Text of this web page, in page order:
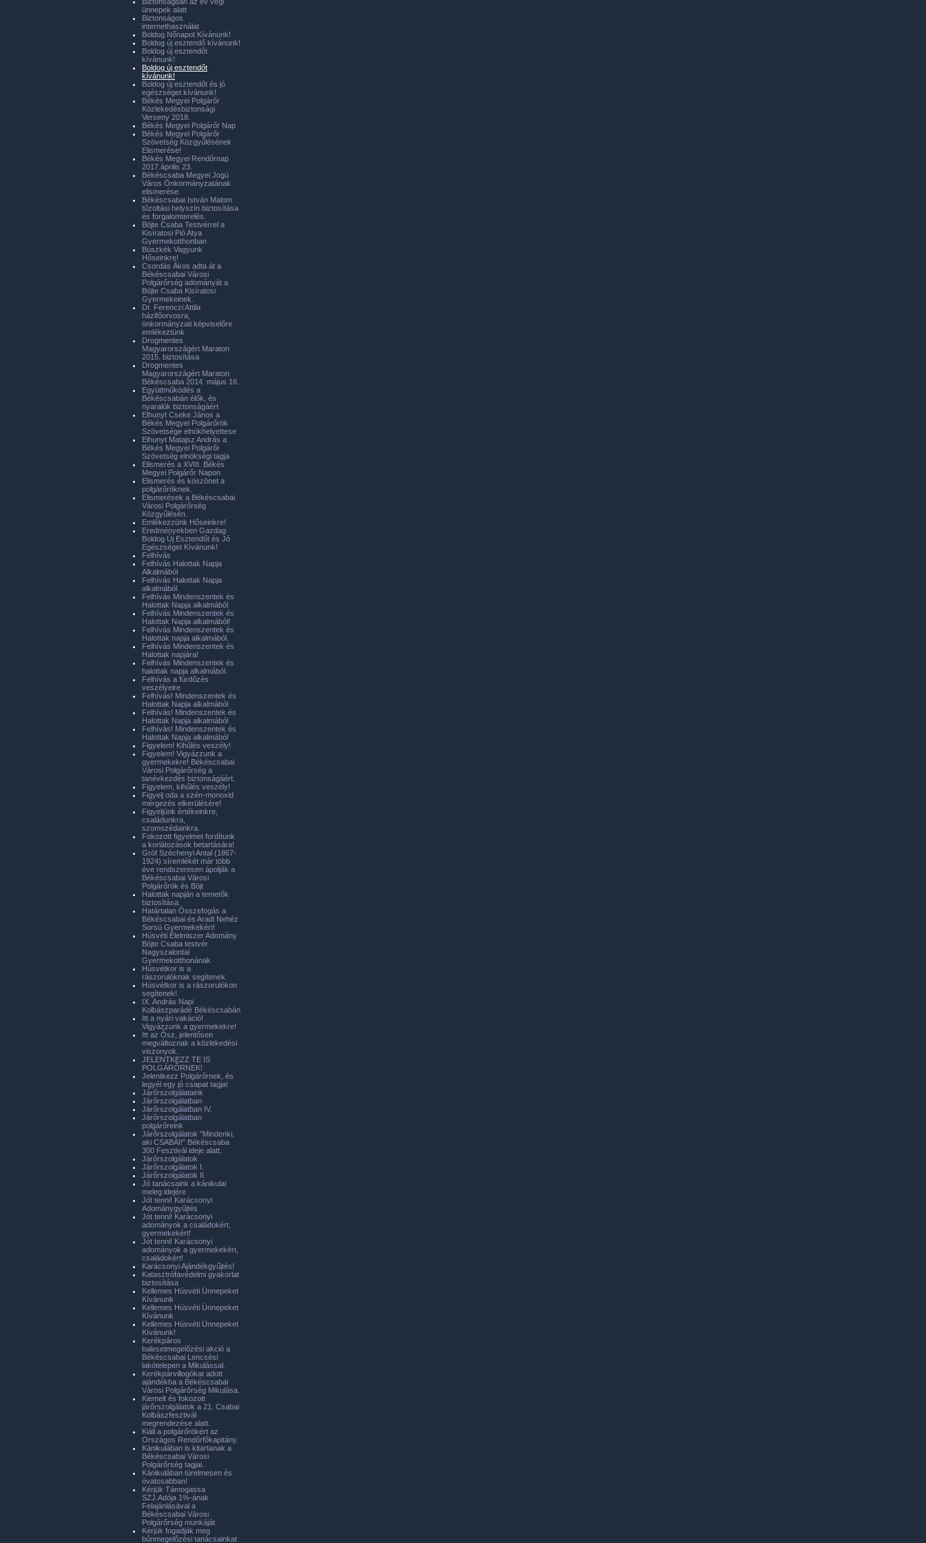
ünnepek alatt
Biztonságos
internethasználat
Boldog Nőnapot Kívánunk!
Boldog új esztendő kívánunk!
Boldog új esztendőt
kívánunk!
Boldog új esztendőt
kívánunk!
Boldog új esztendőt és jó
egészséget kívánunk!
Békés Megyei Polgárőr
Közlekedésbiztonsági
Verseny 2018.
Békés Megyei Polgárőr Nap
Békés Megyei Polgárőr
Szövetség Közgyűlésének
Elismerése!
Békés Megyei Rendőrnap
2017.április 23.
Békéscsaba Megyei Jogú
Város Önkormányzatának
elismerése.
Békéscsabai István Malom
tűzoltási helyszín biztosítása
és forgalomterelés.
Böjte Csaba Testvérrel a
Kisíratosi Pió Atya
Gyermekotthonban
Büszkék Vagyunk
Hőseinkre!
Csordás Ákos adta át a
Békéscsabai Városi
Polgárőrség adományát a
Böjte Csaba Kisíratosi
Gyermekeinek.
Dr. Ferenczi Attila
házifőorvosra,
önkormányzati képviselőre
emlékeztünk
Drogmentes
Magyarországért Maraton
2015. biztosítása
Drogmentes
Magyarországért Maraton
Békéscsaba 2014. május 16.
Együttműködés a
Békéscsabán élők, és
nyaralók biztonságáért
Elhunyt Cseke János a
Békés Megyei Polgárőrök
Szövetsége elnökhelyettese
Elhunyt Matajsz András a
Békés Megyei Polgárőr
Szövetség elnökségi tagja
Elismerés a XVIII. Békés
Megyei Polgárőr Napon
Elismerés és köszönet a
polgárőröknek.
Elismerések a Békéscsabai
Városi Polgárőrség
Közgyűlésén.
Emlékezzünk Hőseinkre!
Eredményekben Gazdag
Boldog Új Esztendőt és Jó
Egészséget Kívánunk!
Felhívás
Felhívás Halottak Napja
Alkalmából
Felhívás Halottak Napja
alkalmából
Felhívás Mindenszentek és
Halottak Napja alkalmából
Felhívás Mindenszentek és
Halottak Napja alkalmából!
Felhívás Mindenszentek és
Halottak napja alkalmából.
Felhívás Mindenszentek és
Halottak napjára!
Felhívás Mindenszentek és
halottak napja alkalmából.
Felhívás a fürdőzés
veszélyeire
Felhívás! Mindenszentek és
Halottak Napja alkalmából
Felhívás! Mindenszentek és
Halottak Napja alkalmából
Felhívás! Mindenszentek és
Halottak Napja alkalmából
Figyelem! Kihűlés veszély!
Figyelem! Vigyázzunk a
gyermekekre! Békéscsabai
Városi Polgárőrség a
tanévkezdés biztonságáért.
Figyelem, kihűlés veszély!
Figyelj oda a szén-monoxid
mérgezés elkerülésére!
Figyeljünk értékeinkre,
családunkra,
szomszédainkra.
Fokozott figyelmet fordítunk
a korlátozások betartására!
Gróf Széchenyi Antal (1867-
1924) síremlékét már több
éve rendszeresen ápolják a
Békéscsabai Városi
Polgárőrök és Böjt
Halottak napján a temetők
biztosítása.
Határtalan Összefogás a
Békéscsabai és Aradi Nehéz
Sorsú Gyermekekért!
Húsvéti Élelmiszer Adomány
Böjte Csaba testvér
Nagyszalontai
Gyermekotthonának
Húsvétkor is a
rászorulóknak segítenek.
Húsvétkor is a rászorulókon
segítenek!
IX. András Napi
Kolbászparádé Békéscsabán
Itt a nyári vakáció!
Vigyázzunk a gyermekekre!
Itt az Ősz, jelentősen
megváltoznak a közlekedési
viszonyok.
JELENTKEZZ TE IS
POLGÁRŐRNEK!
Jelentkezz Polgárőrnek, és
legyél egy jó csapat tagja!
Járőrszolgálataink
Járőrszolgálatban
Járőrszolgálatban IV.
Járőrszolgálatban
polgárőreink
Járőrszolgálatok "Mindenki,
aki CSABAI!" Békéscsaba
300 Fesztivál ideje alatt.
Járőrszolgálatok
Járőrszolgálatok I.
Járőrszolgálatok II.
Jó tanácsaink a kánikulai
meleg idejére
Jót tenni! Karácsonyi
Adománygyűjtés
Jót tenni! Karácsonyi
adományok a családokért,
gyermekekért!
Jót tenni! Karácsonyi
adományok a gyermekekért,
családokért!
Karácsonyi Ajándékgyűjtés!
Katasztrófavédelmi gyakorlat
biztosítása
Kellemes Húsvéti Ünnepeket
Kívánunk
Kellemes Húsvéti Ünnepeket
Kívánunk
Kellemes Húsvéti Ünnepeket
Kívánunk!
Kerékpáros
balesetmegelőzési akció a
Békéscsabai Lencsési
lakótelepen a Mikulással.
Kerékpárvillogókat adott
ajándékba a Békéscsabai
Városi Polgárőrség Mikulása.
Kiemelt és fokozott
járőrszolgálatok a 21. Csabai
Kolbászfesztivál
megrendezése alatt.
Kiáll a polgárőrökért az
Országos Rendőrfőkapitány.
Kánikulában is kitartanak a
Békéscsabai Városi
Polgárőrség tagjai.
Kánikulában türelmesen és
óvatosabban!
Kérjük Támogassa
SZJ.Adója 1%-ának
Felajánlásával a
Békéscsabai Városi
Polgárőrség munkáját.
Kérjük fogadják meg
bűnmegelőzési tanácsainkat